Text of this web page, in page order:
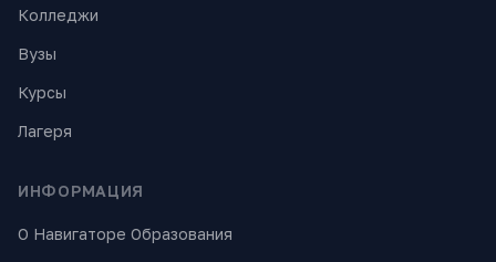
Колледжи
Вузы
Курсы
Лагеря
ИНФОРМАЦИЯ
О Навигаторе Образования